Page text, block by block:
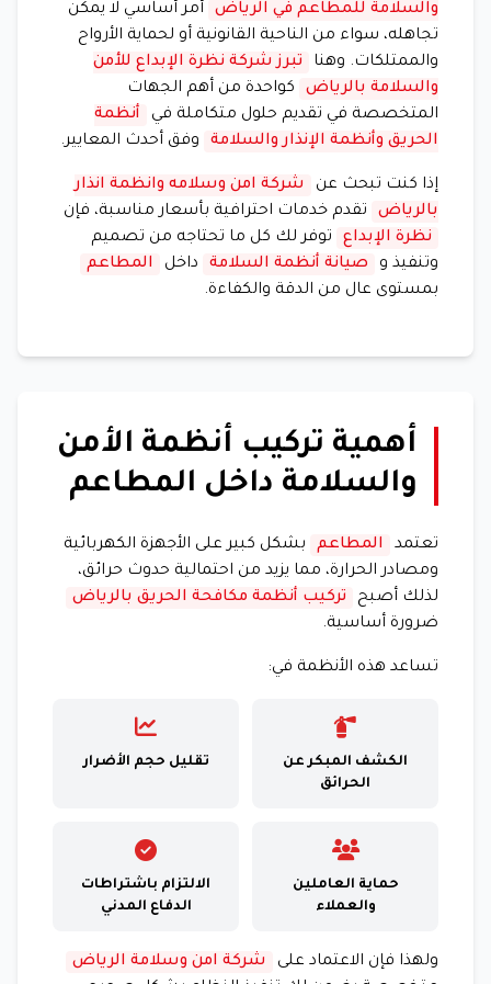
والسلامة للمطاعم في الرياض
أمر أساسي لا يمكن
تجاهله، سواء من الناحية القانونية أو لحماية الأرواح
والممتلكات. وهنا
تبرز شركة نظرة الإبداع للأمن
والسلامة بالرياض
كواحدة من أهم الجهات
المتخصصة في تقديم حلول متكاملة في
أنظمة
الحريق وأنظمة الإنذار والسلامة
وفق أحدث المعايير.
إذا كنت تبحث عن
شركة امن وسلامه وانظمة انذار
بالرياض
تقدم خدمات احترافية بأسعار مناسبة، فإن
نظرة الإبداع
توفر لك كل ما تحتاجه من تصميم
وتنفيذ و
صيانة أنظمة السلامة داخل
المطاعم
بمستوى عال من الدقة والكفاءة.
أهمية تركيب أنظمة الأمن
والسلامة داخل المطاعم
تعتمد المطاعم
بشكل كبير على الأجهزة الكهربائية
ومصادر الحرارة، مما يزيد من احتمالية حدوث حرائق،
لذلك أصبح
تركيب أنظمة مكافحة الحريق بالرياض
ضرورة أساسية.
تساعد هذه الأنظمة في:
الكشف المبكر عن
الحرائق
تقليل حجم الأضرار
حماية العاملين
والعملاء
الالتزام باشتراطات
الدفاع المدني
ولهذا فإن الاعتماد على
شركة امن وسلامة الرياض